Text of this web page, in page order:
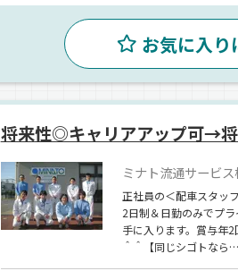
お気に入り
将来性◎キャリアアップ可→
ミナト流通サービ
正社員の＜配車スタッ
2日制＆日勤のみでプ
手に入ります。賞与年
＾＾【同じシゴトなら